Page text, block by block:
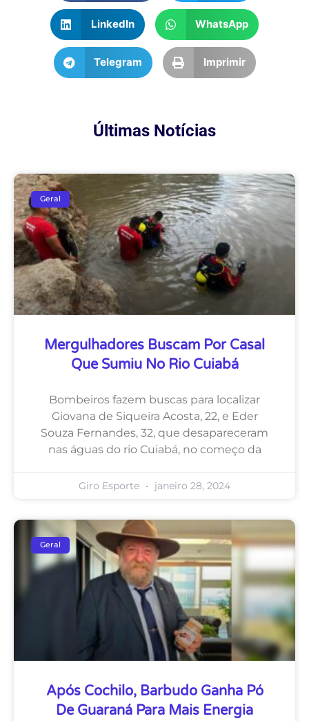
LinkedIn WhatsApp
Telegram Imprimir
Últimas Notícias
Geral
Mergulhadores Buscam Por Casal
Que Sumiu No Rio Cuiabá
Bombeiros fazem buscas para localizar
Giovana de Siqueira Acosta, 22, e Eder
Souza Fernandes, 32, que desapareceram
nas águas do rio Cuiabá, no começo da
Giro Esporte janeiro 28, 2024
Geral
Após Cochilo, Barbudo Ganha Pó
De Guaraná Para Mais Energia